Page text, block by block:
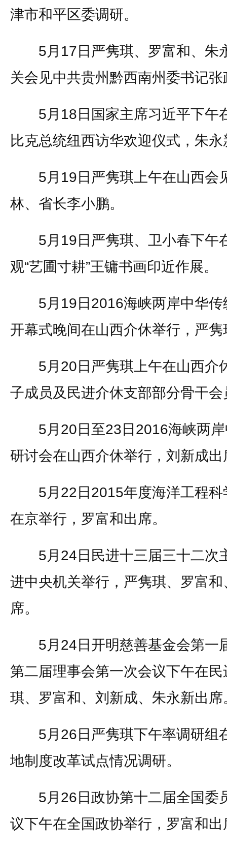
津市和平区委调研。
5月17日严隽琪、罗富和、朱
关会见中共贵州黔西南州委书记
5月18日国家主席习近平下午
比克总统纽西访华欢迎仪式，朱
5月19日严隽琪上午在山西会
林、省长李小鹏。
5月19日严隽琪、卫小春下午
观“艺圃寸耕”王镛书画印近作展。
5月19日2016海峡两岸中华传
开幕式晚间在山西介休举行，严
5月20日严隽琪上午在山西介
子成员及民进介休支部部分骨干会
5月20日至23日2016海峡两岸
研讨会在山西介休举行，刘新成出
5月22日2015年度海洋工程科
在京举行，罗富和出席。
5月24日民进十三届三十二次
进中央机关举行，严隽琪、罗富
席。
5月24日开明慈善基金会第一
第二届理事会第一次会议下午在
琪、罗富和、刘新成、朱永新出席
5月26日严隽琪下午率调研组
地制度改革试点情况调研。
5月26日政协第十二届全国委
议下午在全国政协举行，罗富和